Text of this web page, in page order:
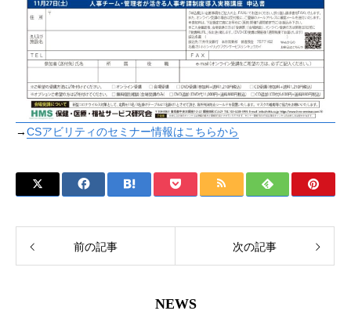
→CSアビリティのセミナー情報はこちらから
前の記事 次の記事
NEWS